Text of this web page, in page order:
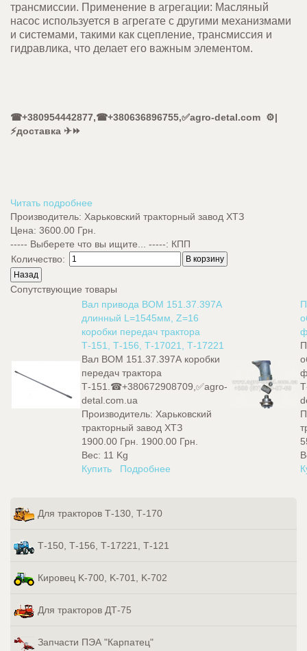
трансмиссии. Применение в агрегации: Масляный
насос используется в агрегате с другими механизмами
и системами, такими как сцепление, трансмиссия и
гидравлика, что делает его важным элементом.
☎+380954442877,☎+380636896755,✅agro-detal.com ⚙️|
⚡доставка ✈⏩
Читать подробнее
Производитель: Харьковский тракторный завод ХТЗ
Цена: 3600.00 Грн.
----- Выберете что вы ищите... -----: КПП
Количество:
Сопутствующие товары
Вал привода ВОМ 151.37.397А
длинный L=1545мм, Z=16
коробки передач трактора
Т-151, Т-156, Т-17021, Т-17221
Вал ВОМ 151.37.397А коробки
передач трактора
Т-151.☎+380672908709,✅agro-
detal.com.ua
Производитель: Харьковский
тракторный завод ХТЗ
1900.00 Грн. 1900.00 Грн.
Вес: 11 Kg
Купить
Подробнее
Для тракторов Т-130, Т-170
Т-150, Т-156, Т-17221, Т-121
Кировец K-700, K-701, K-702
Для тракторов ДТ-75
Запчасти ПЭА "Карпатец"